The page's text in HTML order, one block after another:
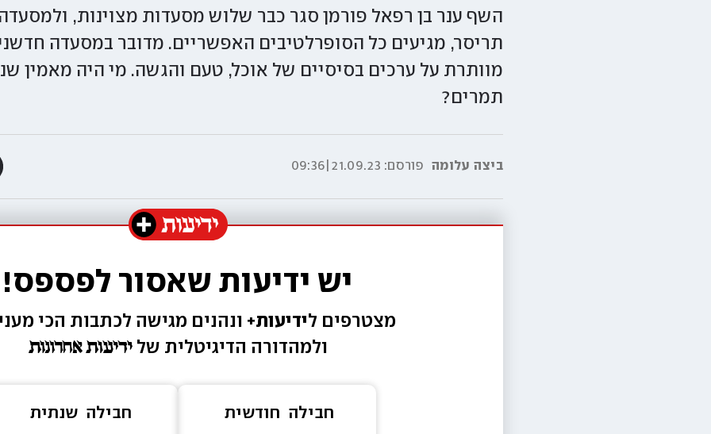
השף ענר בן רפאל פורמן סגר כבר שלוש מסעדות מצוינות,
תריסר, מגיעים כל הסופרלטיבים האפשריים. מדובר במסעדה
מוותרת על ערכים בסיסיים של אוכל, טעם והגשה. מי היה מאמין
תמרים?
ביצה עלומה פורסם: 21.09.23|09:36
יש ידיעות שאסור לפספס!
מצטרפים לידיעות+ ונהנים מגישה לכתבות הכי
ולמהדורה הדיגיטלית של
חבילה חודשית חבילה שנתית